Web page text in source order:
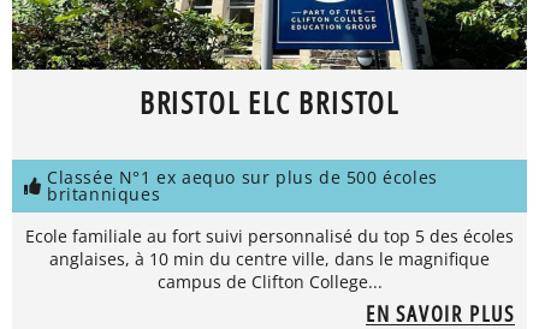
BRISTOL ELC BRISTOL
Classée N°1 ex aequo sur plus de 500 écoles
britanniques
Ecole familiale au fort suivi personnalisé du top 5 des écoles
anglaises, à 10 min du centre ville, dans le magnifique
campus de Clifton College...
EN SAVOIR PLUS